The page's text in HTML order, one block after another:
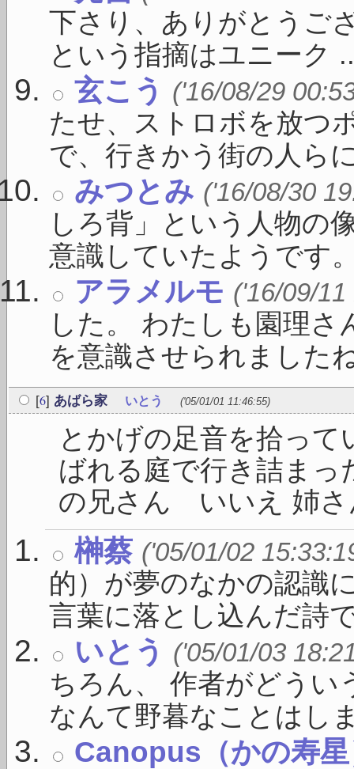
下さり、ありがとうご
という指摘はユニーク
玄こう ('16/08/29
たせ、ストロボを放つ
で、行きかう街の人ら
みつとみ ('16/08/30
しろ背」という人物の
意識していたようです
アラメルモ ('16/09/
した。 わたしも園理
を意識させられました
[6] あばら家 いとう ('05/01/01 11:46:55)
とかげの足音を拾っ
ばれる庭で行き詰まっ
の兄さん いいえ 姉さ
榊蔡 ('05/01/02
的）が夢のなかの認識
言葉に落とし込んだ詩
いとう ('05/01/03
ちろん、 作者がどうい
なんて野暮なことはし
Canopus（かの寿